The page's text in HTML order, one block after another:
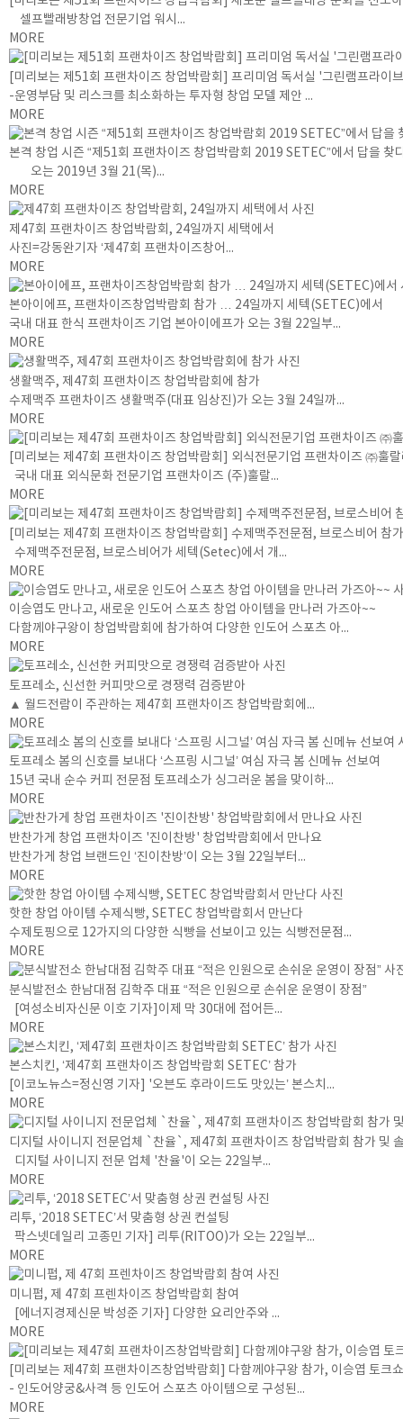
셀프빨래방창업 전문기업 워시...
MORE
[미리보는 제51회 프랜차이즈 창업박람회] 프리미엄 독서실 '그린램프라이
-운영부담 및 리스크를 최소화하는 투자형 창업 모델 제안 ...
MORE
본격 창업 시즌 “제51회 프랜차이즈 창업박람회 2019 SETEC”에서 답을 찾
오는 2019년 3월 21(목)...
MORE
제47회 프랜차이즈 창업박람회, 24일까지 세택에서
사진=강동완기자 ‘제47회 프랜차이즈창어...
MORE
본아이에프, 프랜차이즈창업박람회 참가 … 24일까지 세텍(SETEC)에서
국내 대표 한식 프랜차이즈 기업 본아이에프가 오는 3월 22일부...
MORE
생활맥주, 제47회 프랜차이즈 창업박람회에 참가
수제맥주 프랜차이즈 생활맥주(대표 임상진)가 오는 3월 24일까...
MORE
[미리보는 제47회 프랜차이즈 창업박람회] 외식전문기업 프랜차이즈 ㈜훌랄
국내 대표 외식문화 전문기업 프랜차이즈 (주)훌랄...
MORE
[미리보는 제47회 프랜차이즈 창업박람회] 수제맥주전문점, 브로스비어 참가
수제맥주전문점, 브로스비어가 세텍(Setec)에서 개...
MORE
이승엽도 만나고, 새로운 인도어 스포츠 창업 아이템을 만나러 가즈아~~
다함께야구왕이 창업박람회에 참가하여 다양한 인도어 스포츠 아...
MORE
토프레소, 신선한 커피맛으로 경쟁력 검증받아
▲ 월드전람이 주관하는 제47회 프랜차이즈 창업박람회에...
MORE
토프레소 봄의 신호를 보내다 ‘스프링 시그널’ 여심 자극 봄 신메뉴 선보여
15년 국내 순수 커피 전문점 토프레소가 싱그러운 봄을 맞이하...
MORE
반찬가게 창업 프랜차이즈 '진이찬방' 창업박람회에서 만나요
반찬가게 창업 브랜드인 ‘진이찬방’이 오는 3월 22일부터...
MORE
핫한 창업 아이템 수제식빵, SETEC 창업박람회서 만난다
수제토핑으로 12가지의 다양한 식빵을 선보이고 있는 식빵전문점...
MORE
분식발전소 한남대점 김학주 대표 “적은 인원으로 손쉬운 운영이 장점”
[여성소비자신문 이호 기자]이제 막 30대에 접어든...
MORE
본스치킨, ‘제47회 프랜차이즈 창업박람회 SETEC’ 참가
[이코노뉴스=정신영 기자] '오븐도 후라이드도 맛있는’ 본스치...
MORE
디지털 사이니지 전문업체 `찬율`, 제47회 프랜차이즈 창업박람회 참가 및
디지털 사이니지 전문 업체 '찬율'이 오는 22일부...
MORE
리투, ‘2018 SETEC’서 맞춤형 상권 컨설팅
팍스넷데일리 고종민 기자] 리투(RITOO)가 오는 22일부...
MORE
미니펍, 제 47회 프렌차이즈 창업박람회 참여
[에너지경제신문 박성준 기자] 다양한 요리안주와 ...
MORE
[미리보는 제47회 프랜차이즈창업박람회] 다함께야구왕 참가, 이승엽 토크
- 인도어양궁&사격 등 인도어 스포츠 아이템으로 구성된...
MORE